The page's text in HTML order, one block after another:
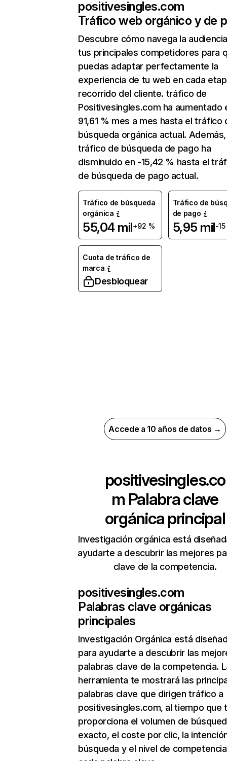
positivesingles.com
Tráfico web orgánico y de
Descubre cómo navega la
tus principales competidores para
puedas adaptar perfectamente la
experiencia de tu web en cada
recorrido del cliente. tráfico de
Positivesingles.com ha aumentado
91,61 % mes a mes hasta el tráfico
búsqueda orgánica actual.
tráfico de búsqueda de pago ha
disminuido en -15,42 % hasta el
de búsqueda de pago actual.
Tráfico de búsqueda
orgánica
55,04 mil+92 %
Tráfico de
de pago
5,95 mil-
Cuota de tráfico de
marca
Desbloquear
Accede a 10 años de datos →
positivesingles.co
m Palabra clave
orgánica principal
Investigación orgánica está
ayudarte a descubrir las mejores
clave de la competencia.
positivesingles.com
Palabras clave orgánicas
principales
Investigación Orgánica está
para ayudarte a descubrir las
palabras clave de la competencia.
herramienta te mostrará las
palabras clave que dirigen tráfico a
positivesingles.com, al tiempo que
proporciona el volumen de
exacto, el coste por clic, la
búsqueda y el nivel de